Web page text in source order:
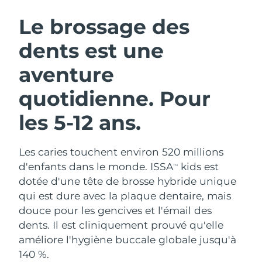
Le brossage des
dents est une
aventure
quotidienne. Pour
les 5-12 ans.
Les caries touchent environ 520 millions
d'enfants dans le monde. ISSATM
kids est
dotée d'une tête de brosse hybride unique
qui est dure avec la plaque dentaire, mais
douce pour les gencives et l'émail des
dents. Il est cliniquement prouvé qu'elle
améliore l'hygiène buccale globale jusqu'à
140 %.
Nettoyage du visage
LUNA™ 4 coffret
Anti-aging massage
LUNA™ 4 Plus
Massage, LED heating
LUNA™ 4 Men
For men, anti-aging massage
BEAR™ 2 coffret
Microcurrent toning
BEAR™ 2 go
Microcurrent toning on-the-go
BEAR™ 2 eyes & lips
Microcurrent line smoothing device
UFO™ 3 coffret
Deep facial hydration
UFO™ 3 LED
Near-infrared and red light therapy
device
issa™ 4
Hybrid silicone sonic toothbrush
issa™ 4 plus
Smart hybrid silicone sonic toothbrush
FAQ™ TRAITEMENT ANTI-ÂGE
Anti-âge Traitements LED
NEW
Autriche Livraison estimée
Bahreïn Livraison estimée
Belgique
Bermudes Livraison estimée
Bosnie-Herzégovine
Brunei Livraison estimée 8/16/26
Bulgarie Livraison estimée8/11/26
Canada Livraison estimée
Chili Livraison estimée8/15/26